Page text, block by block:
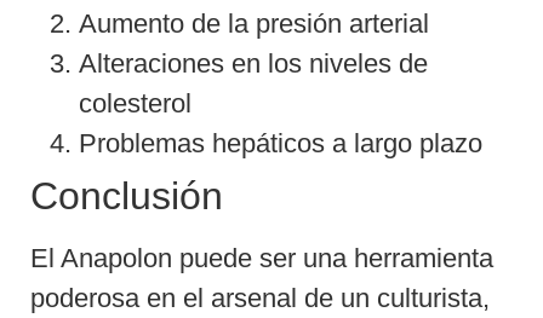
Aumento de la presión arterial
Alteraciones en los niveles de
colesterol
Problemas hepáticos a largo plazo
Conclusión
El Anapolon puede ser una herramienta
poderosa en el arsenal de un culturista,